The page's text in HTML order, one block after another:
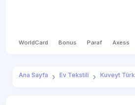
WorldCard Bonus Paraf Axess
Ana Sayfa Ev Tekstili Kuveyt Türk